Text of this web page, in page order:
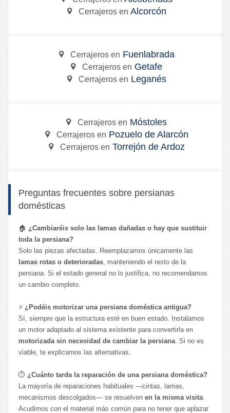
Cerrajeros en Alcorcón
Cerrajeros en Fuenlabrada
Cerrajeros en Getafe
Cerrajeros en Leganés
Cerrajeros en Móstoles
Cerrajeros en Pozuelo de Alarcón
Cerrajeros en Torrejón de Ardoz
Preguntas frecuentes sobre persianas
domésticas
🏠 ¿Cambiaréis solo las lamas dañadas o hay que sustituir
toda la persiana?
Solo las piezas afectadas. Reemplazamos únicamente las
lamas rotas o deterioradas , manteniendo el resto de la
persiana. Si el estado general no lo justifica, no recomendamos
un cambio completo.
⚡ ¿Podéis motorizar una persiana doméstica antigua?
Sí, siempre que la estructura esté en buen estado. Instalamos
un motor adaptado al sistema existente para convertirla en
motorizada sin necesidad de cambiar la persiana . Si no es
viable, te explicamos las alternativas.
⏱️ ¿Cuánto tarda la reparación de una persiana doméstica?
La mayoría de reparaciones habituales —cintas, lamas,
mecanismos descolgados— se resuelven en la misma visita
Acudimos con el material más común para no tener que aplazar